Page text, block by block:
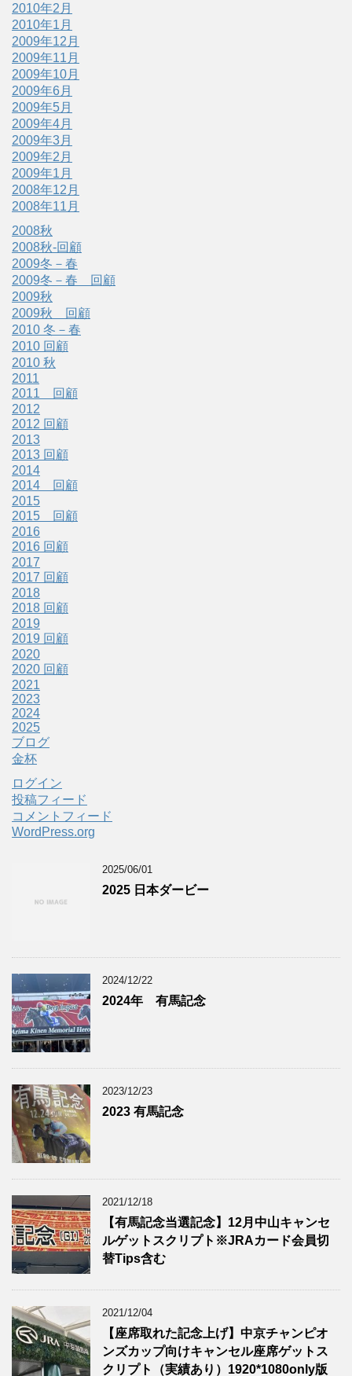
2010年2月
2010年1月
2009年12月
2009年11月
2009年10月
2009年6月
2009年5月
2009年4月
2009年3月
2009年2月
2009年1月
2008年12月
2008年11月
2008秋
2008秋-回顧
2009冬－春
2009冬－春 回顧
2009秋
2009秋 回顧
2010 冬－春
2010 回顧
2010 秋
2011
2011 回顧
2012
2012 回顧
2013
2013 回顧
2014
2014 回顧
2015
2015 回顧
2016
2016 回顧
2017
2017 回顧
2018
2018 回顧
2019
2019 回顧
2020
2020 回顧
2021
2023
2024
2025
ブログ
金杯
ログイン
投稿フィード
コメントフィード
WordPress.org
2025/06/01
2025 日本ダービー
2024/12/22
2024年 有馬記念
2023/12/23
2023 有馬記念
2021/12/18
【有馬記念当選記念】12月中山キャンセ
ルゲットスクリプト※JRAカード会員切
替Tips含む
2021/12/04
【座席取れた記念上げ】中京チャンピオ
ンズカップ向けキャンセル座席ゲットス
クリプト（実績あり）1920*1080only版